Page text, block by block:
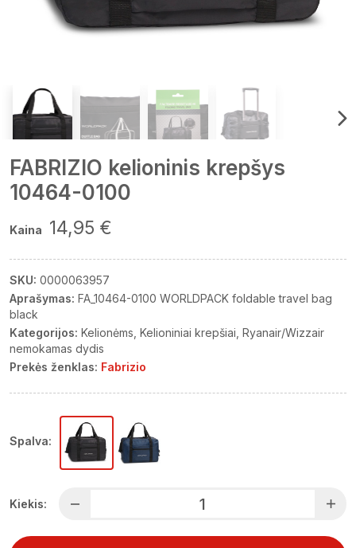
FABRIZIO kelioninis krepšys
10464-0100
Kaina 14,95 €
SKU: 0000063957
Aprašymas: FA_10464-0100 WORLDPACK foldable travel bag
black
Kategorijos: Kelionėms Kelioniniai krepšiai Ryanair/Wizzair
nemokamas dydis
Prekės ženklas: Fabrizio
Spalva:
Kiekis: